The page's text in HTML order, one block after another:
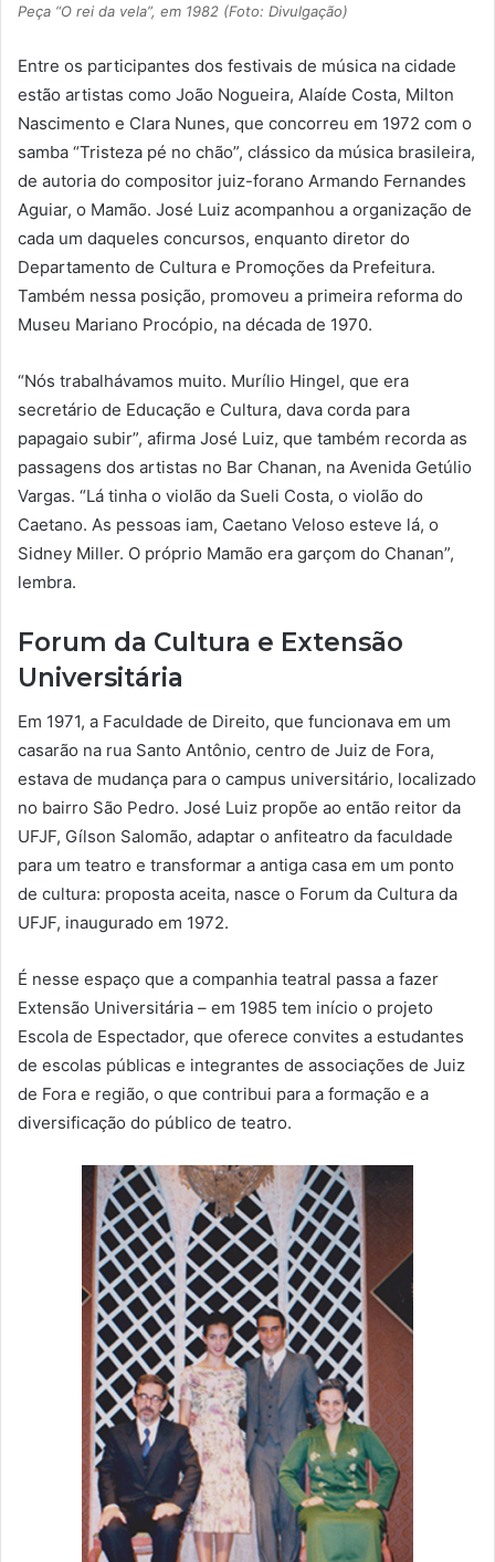
Peça “O rei da vela”, em 1982 (Foto: Divulgação)
Entre os participantes dos festivais de música na cidade
estão artistas como João Nogueira, Alaíde Costa, Milton
Nascimento e Clara Nunes, que concorreu em 1972 com o
samba “Tristeza pé no chão”, clássico da música brasileira,
de autoria do compositor juiz-forano Armando Fernandes
Aguiar, o Mamão. José Luiz acompanhou a organização de
cada um daqueles concursos, enquanto diretor do
Departamento de Cultura e Promoções da Prefeitura.
Também nessa posição, promoveu a primeira reforma do
Museu Mariano Procópio, na década de 1970.
“Nós trabalhávamos muito. Murílio Hingel, que era
secretário de Educação e Cultura, dava corda para
papagaio subir”, afirma José Luiz, que também recorda as
passagens dos artistas no Bar Chanan, na Avenida Getúlio
Vargas. “Lá tinha o violão da Sueli Costa, o violão do
Caetano. As pessoas iam, Caetano Veloso esteve lá, o
Sidney Miller. O próprio Mamão era garçom do Chanan”,
lembra.
Forum da Cultura e Extensão
Universitária
Em 1971, a Faculdade de Direito, que funcionava em um
casarão na rua Santo Antônio, centro de Juiz de Fora,
estava de mudança para o campus universitário, localizado
no bairro São Pedro. José Luiz propõe ao então reitor da
UFJF, Gílson Salomão, adaptar o anfiteatro da faculdade
para um teatro e transformar a antiga casa em um ponto
de cultura: proposta aceita, nasce o Forum da Cultura da
UFJF, inaugurado em 1972.
É nesse espaço que a companhia teatral passa a fazer
Extensão Universitária – em 1985 tem início o projeto
Escola de Espectador, que oferece convites a estudantes
de escolas públicas e integrantes de associações de Juiz
de Fora e região, o que contribui para a formação e a
diversificação do público de teatro.